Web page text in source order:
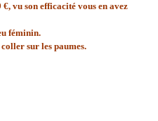
vu son efficacité vous en avez
féminin.
sur les paumes.